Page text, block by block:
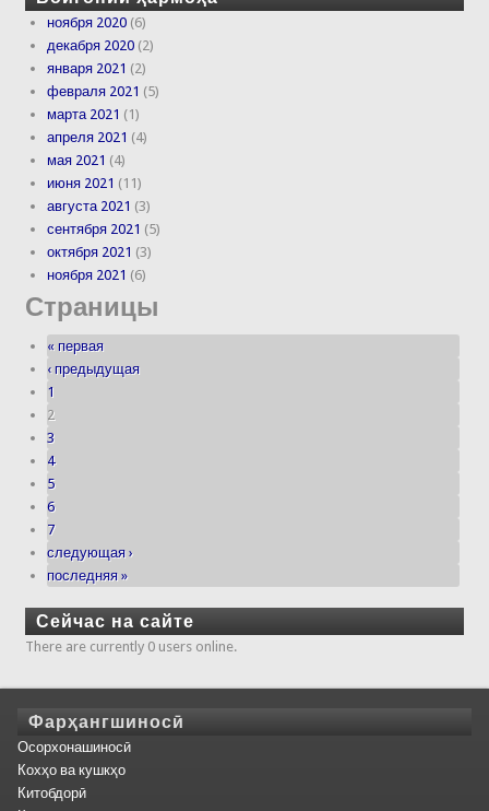
ноября 2020 (6)
декабря 2020 (2)
января 2021 (2)
февраля 2021 (5)
марта 2021 (1)
апреля 2021 (4)
мая 2021 (4)
июня 2021 (11)
августа 2021 (3)
сентября 2021 (5)
октября 2021 (3)
ноября 2021 (6)
Страницы
« первая
‹ предыдущая
1
2
3
4
5
6
7
следующая ›
последняя »
Сейчас на сайте
There are currently 0 users online.
Фарҳангшиносӣ
Осорхонашиносӣ
Кохҳо ва кушкҳо
Китобдорӣ